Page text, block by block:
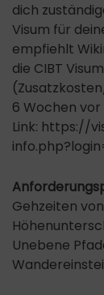
dich
Visum für
empfiehlt
die CIBT
6 Wochen
Link: https://
Gehzeiten
Unebene